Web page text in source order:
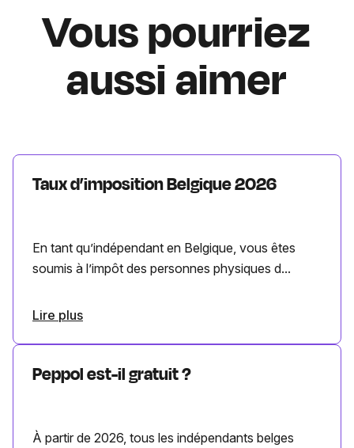
Vous pourriez
aussi aimer
Taux d’imposition Belgique 2026
En tant qu’indépendant en Belgique, vous êtes
soumis à l’impôt des personnes physiques d...
Lire plus
Peppol est-il gratuit ?
À partir de 2026, tous les indépendants belges